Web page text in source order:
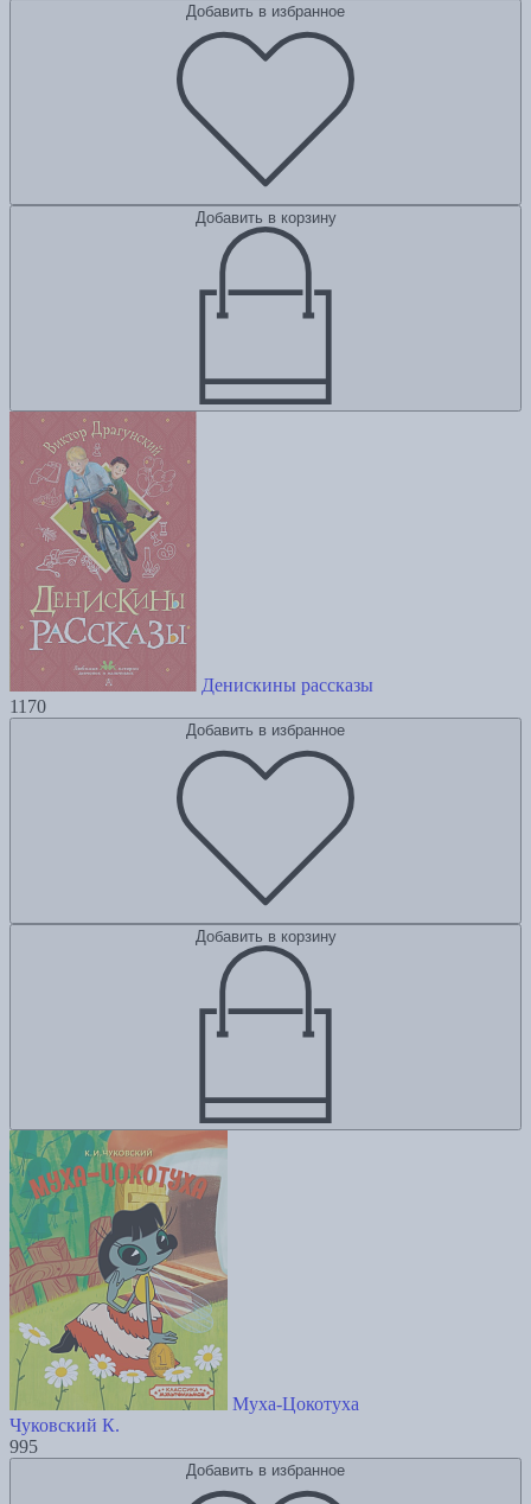
Добавить в избранное
Добавить в корзину
Денискины рассказы
1170
Добавить в избранное
Добавить в корзину
Муха-Цокотуха
Чуковский К.
995
Добавить в избранное